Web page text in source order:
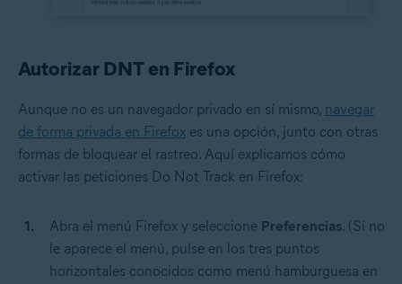
Autorizar DNT en Firefox
Aunque no es un navegador privado en sí mismo, navegar
de forma privada en Firefox es una opción, junto con otras
formas de bloquear el rastreo. Aquí explicamos cómo
activar las peticiones Do Not Track en Firefox:
Abra el menú Firefox y seleccione Preferencias. (Si no
le aparece el menú, pulse en los tres puntos
horizontales conocidos como menú hamburguesa en